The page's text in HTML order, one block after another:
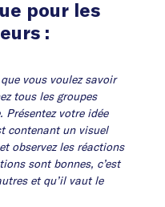
pour les
:
vous voulez savoir
tous les groupes
Présentez votre idée
contenant un visuel
observez les réactions
sont bonnes, c’est
et qu’il vaut le